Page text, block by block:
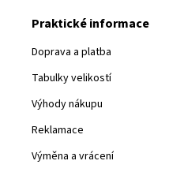
Praktické informace
Doprava a platba
Tabulky velikostí
Výhody nákupu
Reklamace
Výměna a vrácení